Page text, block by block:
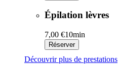
Épilation lèvres
7,00 €10min
Réserver
Découvrir plus de prestations